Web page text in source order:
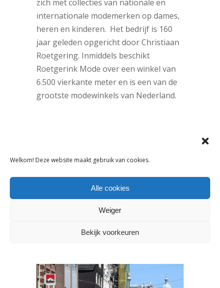
Welkom! Deze website maakt gebruik van cookies.
Alle cookies
Weiger
Bekijk voorkeuren
zich met collecties van nationale en
internationale modemerken op dames,
heren en kinderen. Het bedrijf is 160
jaar geleden opgericht door Christiaan
Roetgering. Inmiddels beschikt
Roetgerink Mode over een winkel van
6.500 vierkante meter en is een van de
grootste modewinkels van Nederland.
VORIG ARTIKEL VOLGEND ARTIKEL